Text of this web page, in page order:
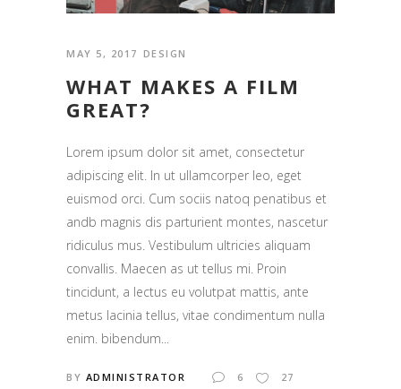
MAY 5, 2017 DESIGN
WHAT MAKES A FILM
GREAT?
Lorem ipsum dolor sit amet, consectetur
adipiscing elit. In ut ullamcorper leo, eget
euismod orci. Cum sociis natoq penatibus et
andb magnis dis parturient montes, nascetur
ridiculus mus. Vestibulum ultricies aliquam
convallis. Maecen as ut tellus mi. Proin
tincidunt, a lectus eu volutpat mattis, ante
metus lacinia tellus, vitae condimentum nulla
enim. bibendum...
BY ADMINISTRATOR 6 27